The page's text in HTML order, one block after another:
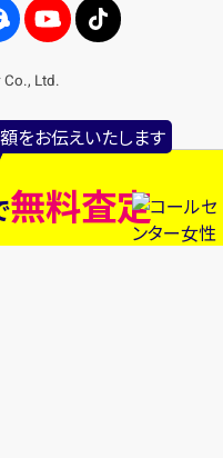
をお伝えいたします
無料査定
Ltd.